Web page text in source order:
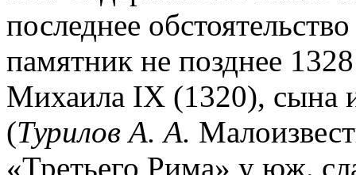
последнее
памятник не позднее
Михаила IX (1320), сына
(Турилов А. А.
«Третьего Рима» у юж.